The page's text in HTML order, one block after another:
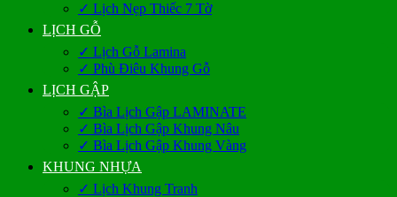
✓ Lịch Nẹp Thiếc 7 Tờ
LỊCH GỖ
✓ Lịch Gỗ Lamina
✓ Phù Điêu Khung Gỗ
LỊCH GẬP
✓ Bìa Lịch Gập LAMINATE
✓ Bìa Lịch Gập Khung Nâu
✓ Bìa Lịch Gập Khung Vàng
KHUNG NHỰA
✓ Lịch Khung Tranh